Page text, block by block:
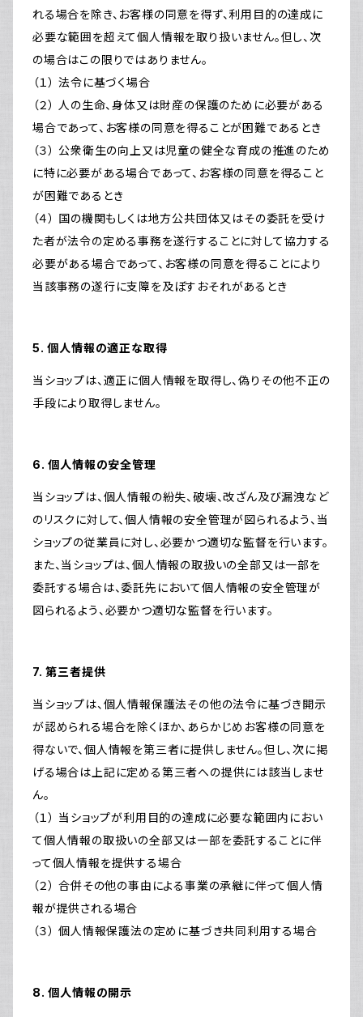
れる場合を除き、お客様の同意を得ず、利用目的の達成に
必要な範囲を超えて個人情報を取り扱いません。但し、次
の場合はこの限りではありません。
（１） 法令に基づく場合
（２） 人の生命、身体又は財産の保護のために必要がある
場合であって、お客様の同意を得ることが困難であるとき
（３） 公衆衛生の向上又は児童の健全な育成の推進のため
に特に必要がある場合であって、お客様の同意を得ること
が困難であるとき
（４） 国の機関もしくは地方公共団体又はその委託を受け
た者が法令の定める事務を遂行することに対して協力する
必要がある場合であって、お客様の同意を得ることにより
当該事務の遂行に支障を及ぼすおそれがあるとき
5. 個人情報の適正な取得
当ショップは、適正に個人情報を取得し、偽りその他不正の
手段により取得しません。
6. 個人情報の安全管理
当ショップは、個人情報の紛失、破壊、改ざん及び漏洩など
のリスクに対して、個人情報の安全管理が図られるよう、当
ショップの従業員に対し、必要かつ適切な監督を行います。
また、当ショップは、個人情報の取扱いの全部又は一部を
委託する場合は、委託先において個人情報の安全管理が
図られるよう、必要かつ適切な監督を行います。
7. 第三者提供
当ショップは、個人情報保護法その他の法令に基づき開示
が認められる場合を除くほか、あらかじめお客様の同意を
得ないで、個人情報を第三者に提供しません。但し、次に掲
げる場合は上記に定める第三者への提供には該当しませ
ん。
（１） 当ショップが利用目的の達成に必要な範囲内におい
て個人情報の取扱いの全部又は一部を委託することに伴
って個人情報を提供する場合
（２） 合併その他の事由による事業の承継に伴って個人情
報が提供される場合
（３） 個人情報保護法の定めに基づき共同利用する場合
8. 個人情報の開示